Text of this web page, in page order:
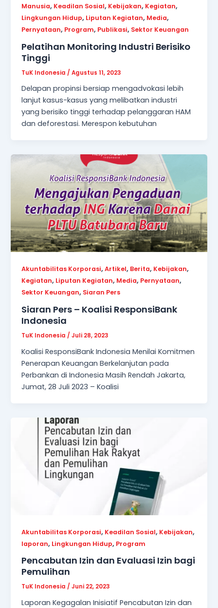
Manusia, Keadilan Sosial, Kebijakan, Kegiatan,
Lingkungan Hidup, Liputan Kegiatan, Media,
Pernyataan, Program, Publikasi, Sektor Keuangan
Pelatihan Monitoring Industri Berisiko
Tinggi
TuK Indonesia /Agustus 11, 2023
Delapan propinsi bersiap mengadvokasi lebih
lanjut kasus-kasus yang melibatkan industri
yang berisiko tinggi terhadap pelanggaran HAM
dan deforestasi. Merespon kebutuhan
Akuntabilitas Korporasi,Artikel, Berita, Kebijakan,
Kegiatan, Liputan Kegiatan, Media, Pernyataan,
Sektor Keuangan, Siaran Pers
Siaran Pers – Koalisi ResponsiBank
Indonesia
TuK Indonesia /Juli 28, 2023
Koalisi ResponsiBank Indonesia Menilai Komitmen
Penerapan Keuangan Berkelanjutan pada
Perbankan di Indonesia Masih Rendah Jakarta,
Jumat, 28 Juli 2023 – Koalisi
Akuntabilitas Korporasi, Keadilan Sosial, Kebijakan,
laporan, Lingkungan Hidup, Program
Pencabutan Izin dan Evaluasi Izin bagi
Pemulihan
TuK Indonesia/Juni 22, 2023
Laporan Kegagalan Inisiatif Pencabutan Izin dan